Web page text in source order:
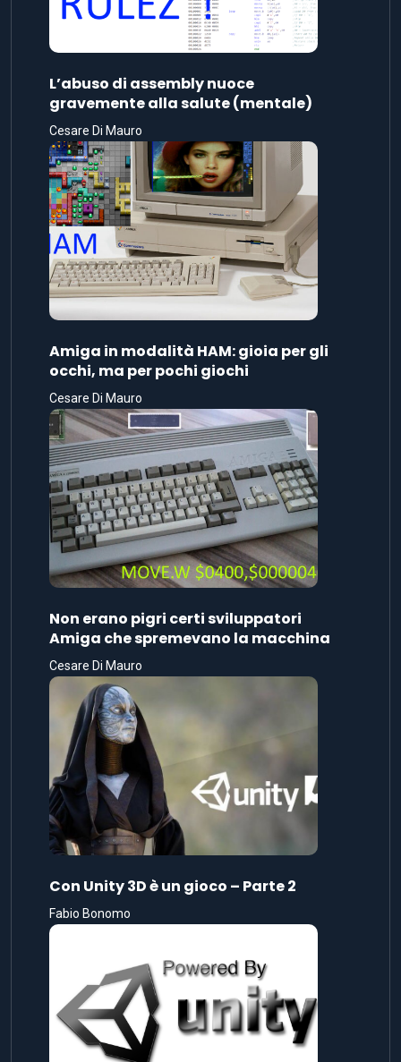
L’abuso di assembly nuoce
gravemente alla salute (mentale)
Cesare Di Mauro
Amiga in modalità HAM: gioia per gli
occhi, ma per pochi giochi
Cesare Di Mauro
Non erano pigri certi sviluppatori
Amiga che spremevano la macchina
Cesare Di Mauro
Con Unity 3D è un gioco – Parte 2
Fabio Bonomo